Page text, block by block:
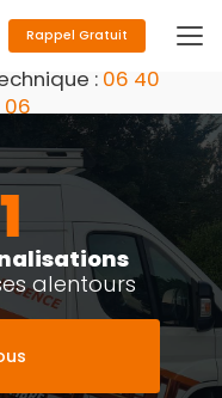
: 06 40
06
Rappel Gratuit
alentours